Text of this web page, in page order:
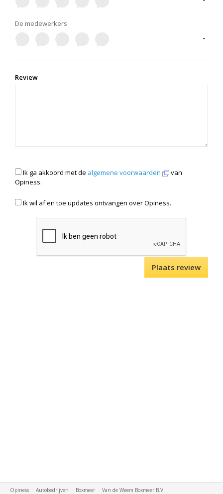
De medewerkers
-
Review
Ik ga akkoord met de algemene voorwaarden
van
Opiness.
Ik wil af en toe updates ontvangen over Opiness.
Opiness Autobedrijven Boxmeer Van de Weem Boxmeer B.V.